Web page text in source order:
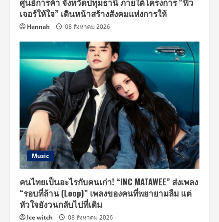
เจอร์ให้ใจ” เดินหน้าสร้างสังคมแห่งการให้
Hannah 08 สิงหาคม 2026
Music
คนไทยเป็นอะไรกับคนเก่า! “INC MATAWEE” ส่งเพลง
“รอบที่ล้าน (Loop)” เพลงของคนที่พยายามลืม แต่
หัวใจยังวนกลับไปที่เดิม
Ice witch 08 สิงหาคม 2026